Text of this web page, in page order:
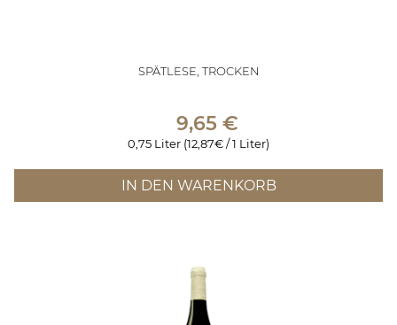
SPÄTLESE, TROCKEN
9,65 €
0,75 Liter (12,87€ / 1 Liter)
IN DEN WARENKORB